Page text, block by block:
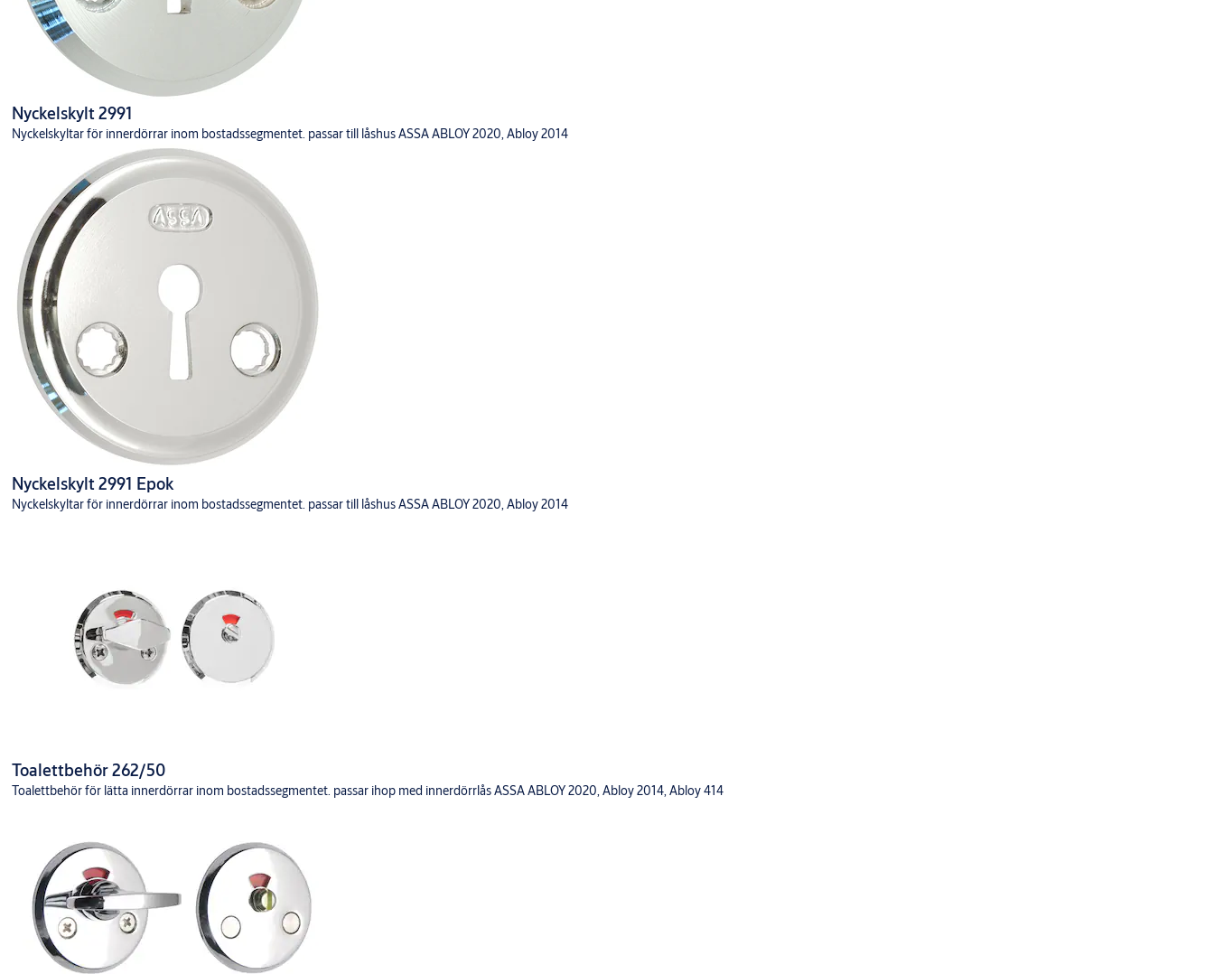
Nyckelskylt 2991
Nyckelskyltar för innerdörrar inom bostadssegmentet. passar till låshus ASSA ABLOY 2020, Abloy 2014
Nyckelskylt 2991 Epok
Nyckelskyltar för innerdörrar inom bostadssegmentet. passar till låshus ASSA ABLOY 2020, Abloy 2014
Toalettbehör 262/50
Toalettbehör för lätta innerdörrar inom bostadssegmentet. passar ihop med innerdörrlås ASSA ABLOY 2020, Abloy 2014, Abloy 414